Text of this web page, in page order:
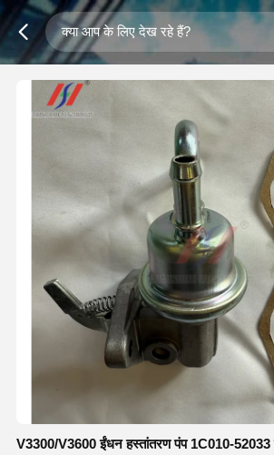
V3300/V3600 ईंधन हस्तांतरण पंप 1C010-52033